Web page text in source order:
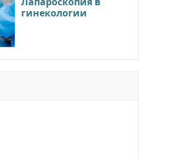
гинекологии